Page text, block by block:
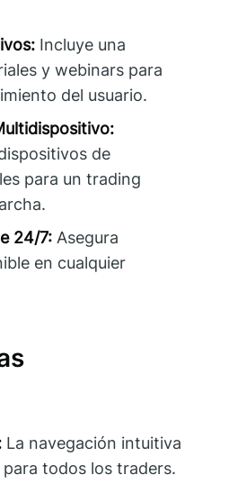
Incluye una
y webinars para
del usuario.
de
para un trading
24/7: Asegura
en cualquier
La navegación intuitiva
para todos los traders.